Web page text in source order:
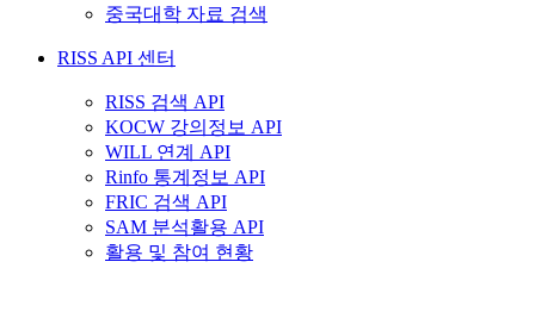
중국대학 자료 검색
RISS API 센터
RISS 검색 API
KOCW 강의정보 API
WILL 연계 API
Rinfo 통계정보 API
FRIC 검색 API
SAM 분석활용 API
활용 및 참여 현황